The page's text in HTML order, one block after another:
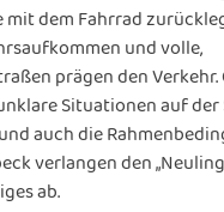
dem Fahrrad
und volle,
prägen den Verkehr.
Situationen auf der
auch die
verlangen den
ab.